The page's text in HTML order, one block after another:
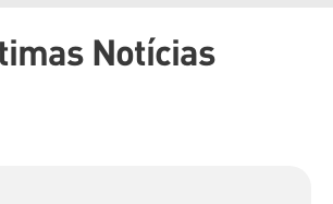
Notícias